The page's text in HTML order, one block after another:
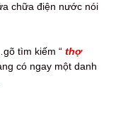
chữa điện nước nói
tìm kiếm “ thợ
có ngay một danh